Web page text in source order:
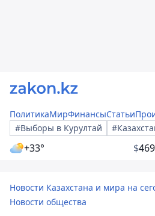
ПолитикаМирФинансыСтатьи
#Выборы в Курултай
+33° $
Новости Казахстана и мира на
Новости общества